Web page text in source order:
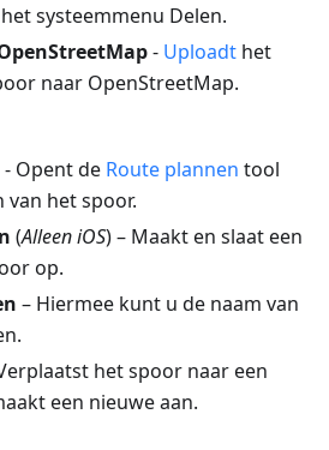
systeemmenu Delen.
- Uploadt het
naar OpenStreetMap.
- Opent de Route plannen tool
het spoor.
(Alleen iOS) – Maakt en slaat een
op.
– Hiermee kunt u de naam van
het spoor naar een
een nieuwe aan.